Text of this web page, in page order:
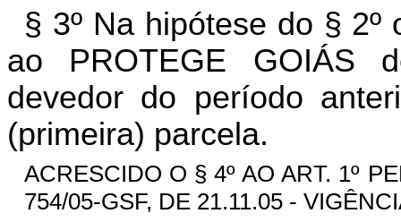
§ 3º Na hipótese do §
ao PROTEGE GOIÁS
devedor do período
(primeira) parcela.
ACRESCIDO O § 4º AO ART. 1º
754/05-GSF, DE 21.11.05 -